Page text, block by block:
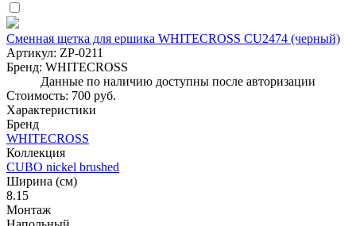
Сменная щетка для ершика WHITECROSS CU2474 (черный)
Артикул: ZP-0211
Бренд: WHITECROSS
Данные по наличию доступны после авторизации
Стоимость: 700 руб.
Характеристики
Бренд
WHITECROSS
Коллекция
CUBO nickel brushed
Ширина (см)
8.15
Монтаж